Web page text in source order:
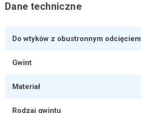
Dane techniczne
Do wtyków z obustronnym odcięciem
Gwint
Materiał
Rodzaj gwintu